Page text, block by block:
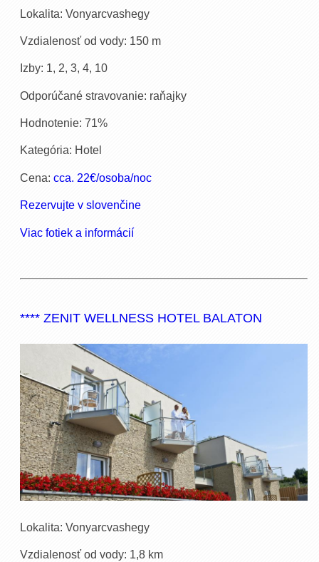
Lokalita: Vonyarcvashegy
Vzdialenosť od vody: 150 m
Izby: 1, 2, 3, 4, 10
Odporúčané stravovanie: raňajky
Hodnotenie: 71%
Kategória: Hotel
Cena:cca. 22€/osoba/noc
Rezervujte v slovenčine
Viac fotiek a informácií
**** ZENIT WELLNESS HOTEL BALATON
Lokalita: Vonyarcvashegy
Vzdialenosť od vody: 1,8 km